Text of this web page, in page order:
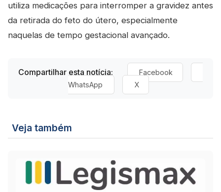
utiliza medicações para interromper a gravidez antes
da retirada do feto do útero, especialmente
naquelas de tempo gestacional avançado.
Compartilhar esta notícia:
Facebook
WhatsApp
X
Veja também